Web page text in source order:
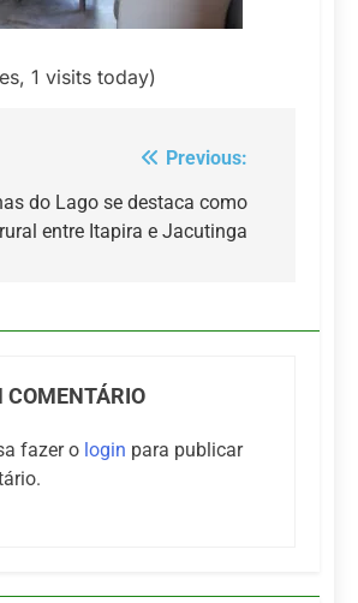
1 visits today)
Previous:
do Lago se destaca como
entre Itapira e Jacutinga
COMENTÁRIO
fazer o login para publicar